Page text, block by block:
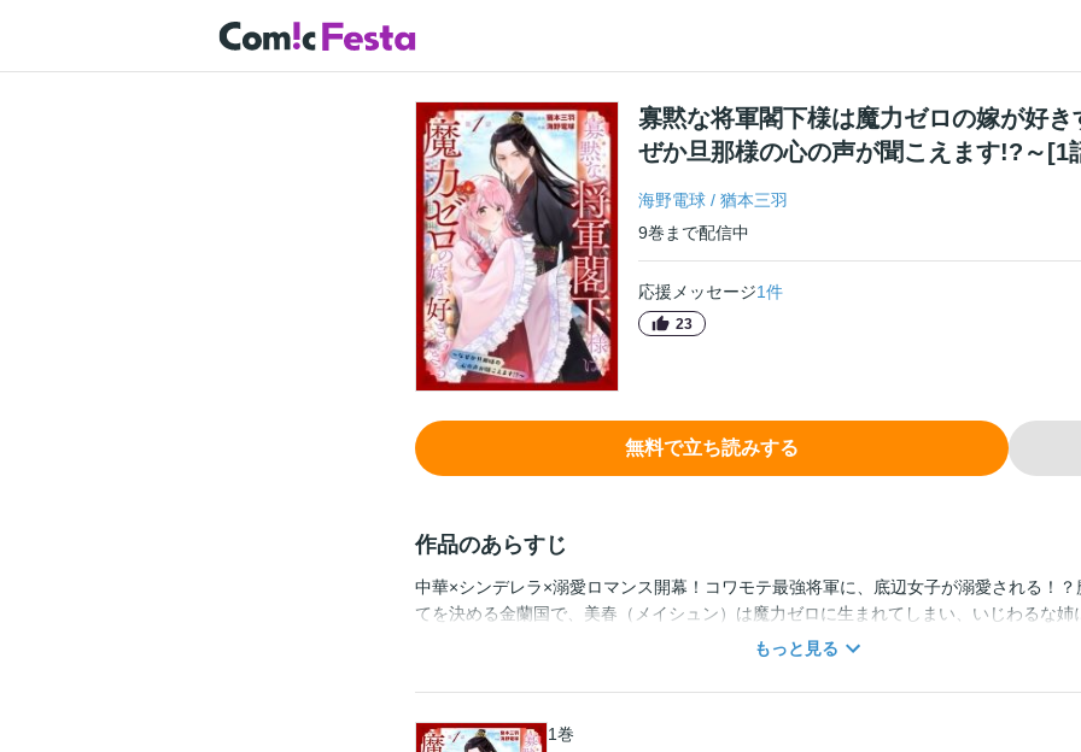
寡黙な将軍閣下様は魔力ゼロの嫁が好き
ぜか旦那様の心の声が聞こえます!?～[1
海野電球 / 猶本三羽
9巻 まで配信中
応援メッセージ1件
23
無料で立ち読みする
作品のあらすじ
中華×シンデレラ×溺愛ロマンス開幕！コワモテ最強将軍に、底辺女子が溺愛される！
てを決める金蘭国で、美春（メイシュン）は魔力ゼロに生まれてしまい、いじわるな姉
き使われる日々を送っていた。ある日、そんな美春にも「暁星の儀式」への招待状が。
――。「モモの医術史」原作・猶本三羽が贈る新作、中華異世界ロマンス！(この作品
ン：「異世界転生LaLa Vol.17」に収録されています。重複購入にご注意ください。)
もっと見る
1巻